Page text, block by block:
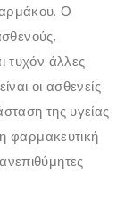
Ο
τυχόν άλλες
οι ασθενείς
της υγείας
φαρμακευτική